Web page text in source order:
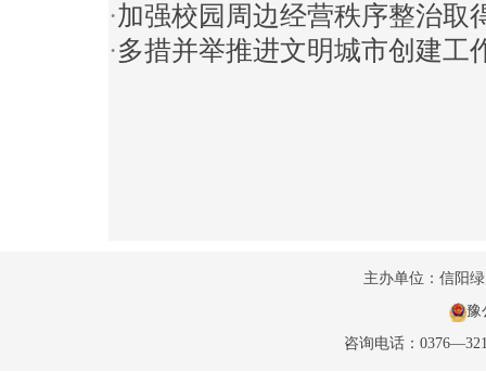
·加强校园周边经营秩序整治取
·多措并举推进文明城市创建工
主办单位：信阳
豫
咨询电话：